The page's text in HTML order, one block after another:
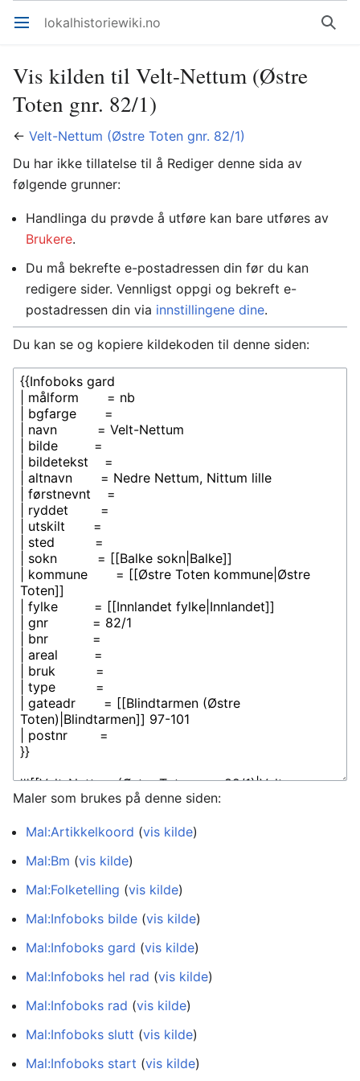
Åpne hovedmenyen lokalhistoriewiki.no Søk
Vis kilden til Velt-Nettum (Østre
Toten gnr. 82/1)
← Velt-Nettum (Østre Toten gnr. 82/1)
Du har ikke tillatelse til å Rediger denne sida av
følgende grunner:
Handlinga du prøvde å utføre kan bare utføres av
Brukere.
Du må bekrefte e-postadressen din før du kan
redigere sider. Vennligst oppgi og bekreft e-
postadressen din via innstillingene dine.
Du kan se og kopiere kildekoden til denne siden:
Maler som brukes på denne siden:
Mal:Artikkelkoord (vis kilde)
Mal:Bm (vis kilde)
Mal:Folketelling (vis kilde)
Mal:Infoboks bilde (vis kilde)
Mal:Infoboks gard (vis kilde)
Mal:Infoboks hel rad (vis kilde)
Mal:Infoboks rad (vis kilde)
Mal:Infoboks slutt (vis kilde)
Mal:Infoboks start (vis kilde)